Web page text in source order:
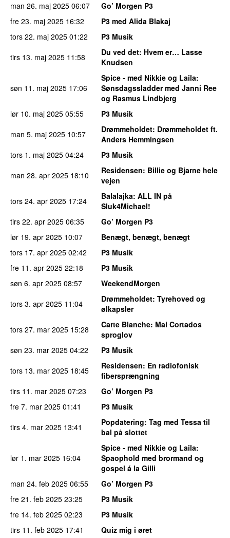
man 26. maj 2025 06:07
Go’ Morgen P3
fre 23. maj 2025 16:32
P3 med Alida Blakaj
tors 22. maj 2025 01:22
P3 Musik
tirs 13. maj 2025 11:58 Du ved det: Hvem er… Lasse
Knudsen
søn 11. maj 2025 17:06
Spice - med Nikkie og Laila:
Sønsdagssladder med Janni Ree
og Rasmus Lindbjerg
lør 10. maj 2025 05:55
P3 Musik
man 5. maj 2025 10:57 Drømmeholdet: Drømmeholdet ft.
Anders Hemmingsen
tors 1. maj 2025 04:24
P3 Musik
man 28. apr 2025 18:10 Residensen: Billie og Bjarne hele
vejen
tors 24. apr 2025 17:24 Balalajka: ALL IN på
Sluk4Michael!
tirs 22. apr 2025 06:35
Go’ Morgen P3
lør 19. apr 2025 10:07
Benægt, benægt, benægt
tors 17. apr 2025 02:42
P3 Musik
fre 11. apr 2025 22:18
P3 Musik
søn 6. apr 2025 08:57
WeekendMorgen
tors 3. apr 2025 11:04 Drømmeholdet: Tyrehoved og
ølkapsler
tors 27. mar 2025 15:28 Carte Blanche: Mai Cortados
sproglov
søn 23. mar 2025 04:22
P3 Musik
tors 13. mar 2025 18:45 Residensen: En radiofonisk
fibersprængning
tirs 11. mar 2025 07:23
Go’ Morgen P3
fre 7. mar 2025 01:41
P3 Musik
tirs 4. mar 2025 13:41 Popdatering: Tag med Tessa til
bal på slottet
lør 1. mar 2025 16:04
Spice - med Nikkie og Laila:
Spaophold med brormand og
gospel á la Gilli
man 24. feb 2025 06:55
Go’ Morgen P3
fre 21. feb 2025 23:25
P3 Musik
fre 14. feb 2025 02:23
P3 Musik
tirs 11. feb 2025 17:41 Quiz mig i øret